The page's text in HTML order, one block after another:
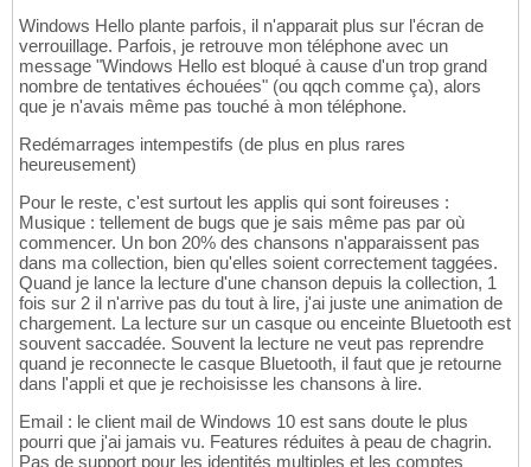
Windows Hello plante parfois, il n'apparait plus sur l'écran de
verrouillage. Parfois, je retrouve mon téléphone avec un
message "Windows Hello est bloqué à cause d'un trop grand
nombre de tentatives échouées" (ou qqch comme ça), alors
que je n'avais même pas touché à mon téléphone.
Redémarrages intempestifs (de plus en plus rares
heureusement)
Pour le reste, c'est surtout les applis qui sont foireuses :
Musique : tellement de bugs que je sais même pas par où
commencer. Un bon 20% des chansons n'apparaissent pas
dans ma collection, bien qu'elles soient correctement taggées.
Quand je lance la lecture d'une chanson depuis la collection, 1
fois sur 2 il n'arrive pas du tout à lire, j'ai juste une animation de
chargement. La lecture sur un casque ou enceinte Bluetooth est
souvent saccadée. Souvent la lecture ne veut pas reprendre
quand je reconnecte le casque Bluetooth, il faut que je retourne
dans l'appli et que je rechoisisse les chansons à lire.
Email : le client mail de Windows 10 est sans doute le plus
pourri que j'ai jamais vu. Features réduites à peau de chagrin.
Pas de support pour les identités multiples et les comptes